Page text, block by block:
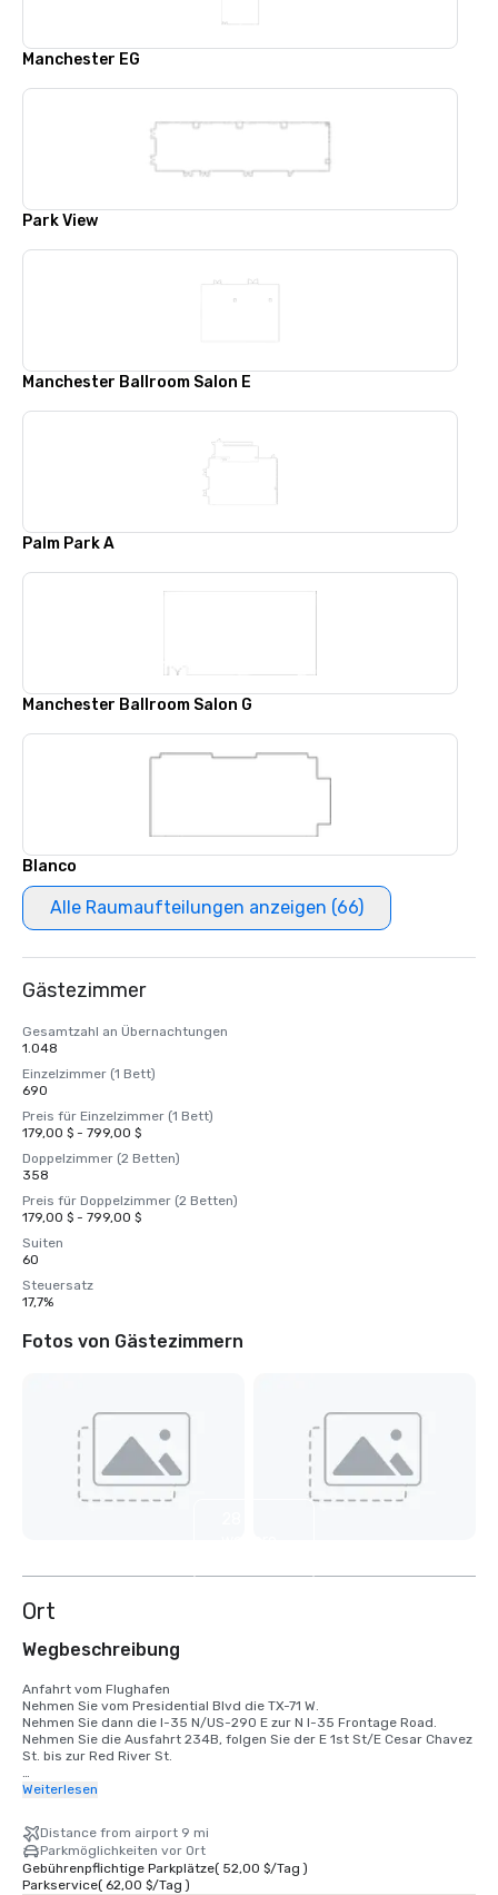
Manchester EG
Park View
Manchester Ballroom Salon E
Palm Park A
Manchester Ballroom Salon G
Blanco
Alle Raumaufteilungen anzeigen (66)
Gästezimmer
Gesamtzahl an Übernachtungen
1.048
Einzelzimmer (1 Bett)
690
Preis für Einzelzimmer (1 Bett)
179,00 $ - 799,00 $
Doppelzimmer (2 Betten)
358
Preis für Doppelzimmer (2 Betten)
179,00 $ - 799,00 $
Suiten
60
Steuersatz
17,7%
Fotos von Gästezimmern
Ort
Wegbeschreibung
Anfahrt vom Flughafen
Nehmen Sie vom Presidential Blvd die TX-71 W.
Nehmen Sie dann die I-35 N/US-290 E zur N I-35 Frontage Road.
Nehmen Sie die Ausfahrt 234B, folgen Sie der E 1st St/E Cesar Chavez
St. bis zur Red River St.
Parken
Gebühr.
Weiterlesen
Distance from airport 9 mi
Parkmöglichkeiten vor Ort
Gebührenpflichtige Parkplätze( 52,00 $/Tag )
Parkservice( 62,00 $/Tag )